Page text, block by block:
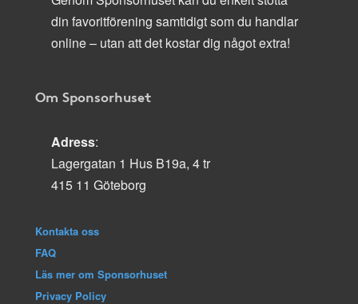
din favoritförening samtidigt som du handlar
online – utan att det kostar dig något extra!
Om Sponsorhuset
Adress:
Lagergatan 1 Hus B19a, 4 tr
415 11 Göteborg
Kontakta oss
FAQ
Läs mer om Sponsorhuset
Privacy Policy